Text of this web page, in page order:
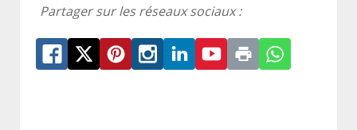
Partager sur les réseaux sociaux :